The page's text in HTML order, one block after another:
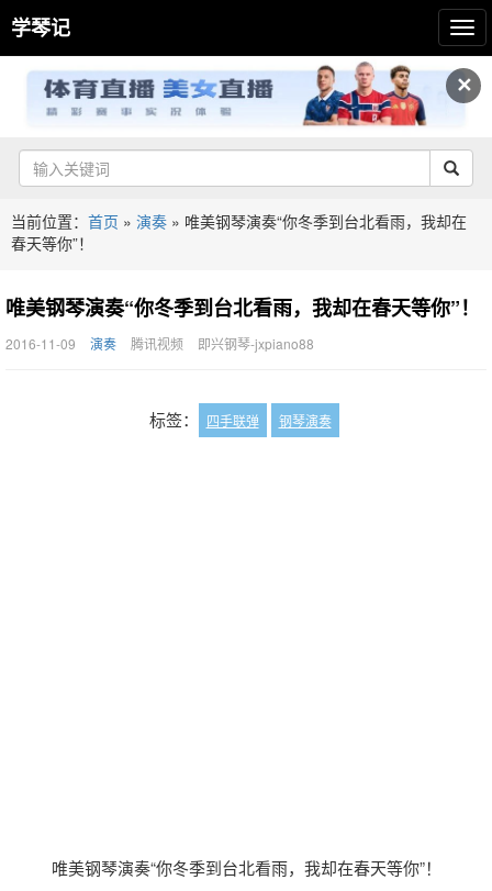
✕
学琴记
当前位置： 首页 » 演奏 » 唯美钢琴演奏“你冬季到台北看雨，我却在
春天等你”！
唯美钢琴演奏“你冬季到台北看雨，我却在春天等你”！
2016-11-09 演奏 腾讯视频 即兴钢琴-jxpiano88
标签： 四手联弹 钢琴演奏
唯美钢琴演奏“你冬季到台北看雨，我却在春天等你”！